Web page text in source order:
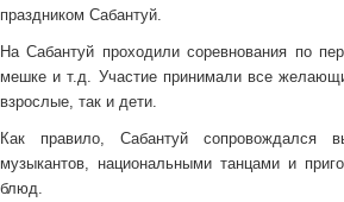
праздником Сабантуй.
На Сабантуй проходили соревнования по
мешке и т.д. Участие принимали все
взрослые, так и дети.
Как правило, Сабантуй сопровождался
музыкантов, национальными танцами и
блюд.